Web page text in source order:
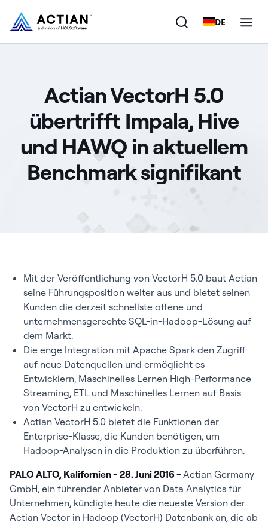
DE
Lösungen
Kunden
Actian VectorH 5.0
übertrifft Impala, Hive
und HAWQ in aktuellem
Benchmark signifikant
Mit der Veröffentlichung von VectorH 5.0 baut Actian
seine Führungsposition weiter aus und bietet seinen
Kunden die derzeit schnellste offene und
unternehmensgerechte SQL-in-Hadoop-Lösung auf
dem Markt.
Die enge Integration mit Apache Spark den Zugriff
auf neue Datenquellen und ermöglicht es
Entwicklern, Maschinelles Lernen High-Performance
Streaming, ETL und Maschinelles Lernen auf Basis
von VectorH zu entwickeln.
Actian VectorH 5.0 bietet die Funktionen der
Enterprise-Klasse, die Kunden benötigen, um
Hadoop-Analysen in die Produktion zu überführen.
PALO ALTO, Kalifornien - 28. Juni 2016 - Actian Germany
GmbH, ein führender Anbieter von Data Analytics für
Unternehmen, kündigte heute die neueste Version der
Actian Vector in Hadoop (VectorH) Datenbank an, die ab